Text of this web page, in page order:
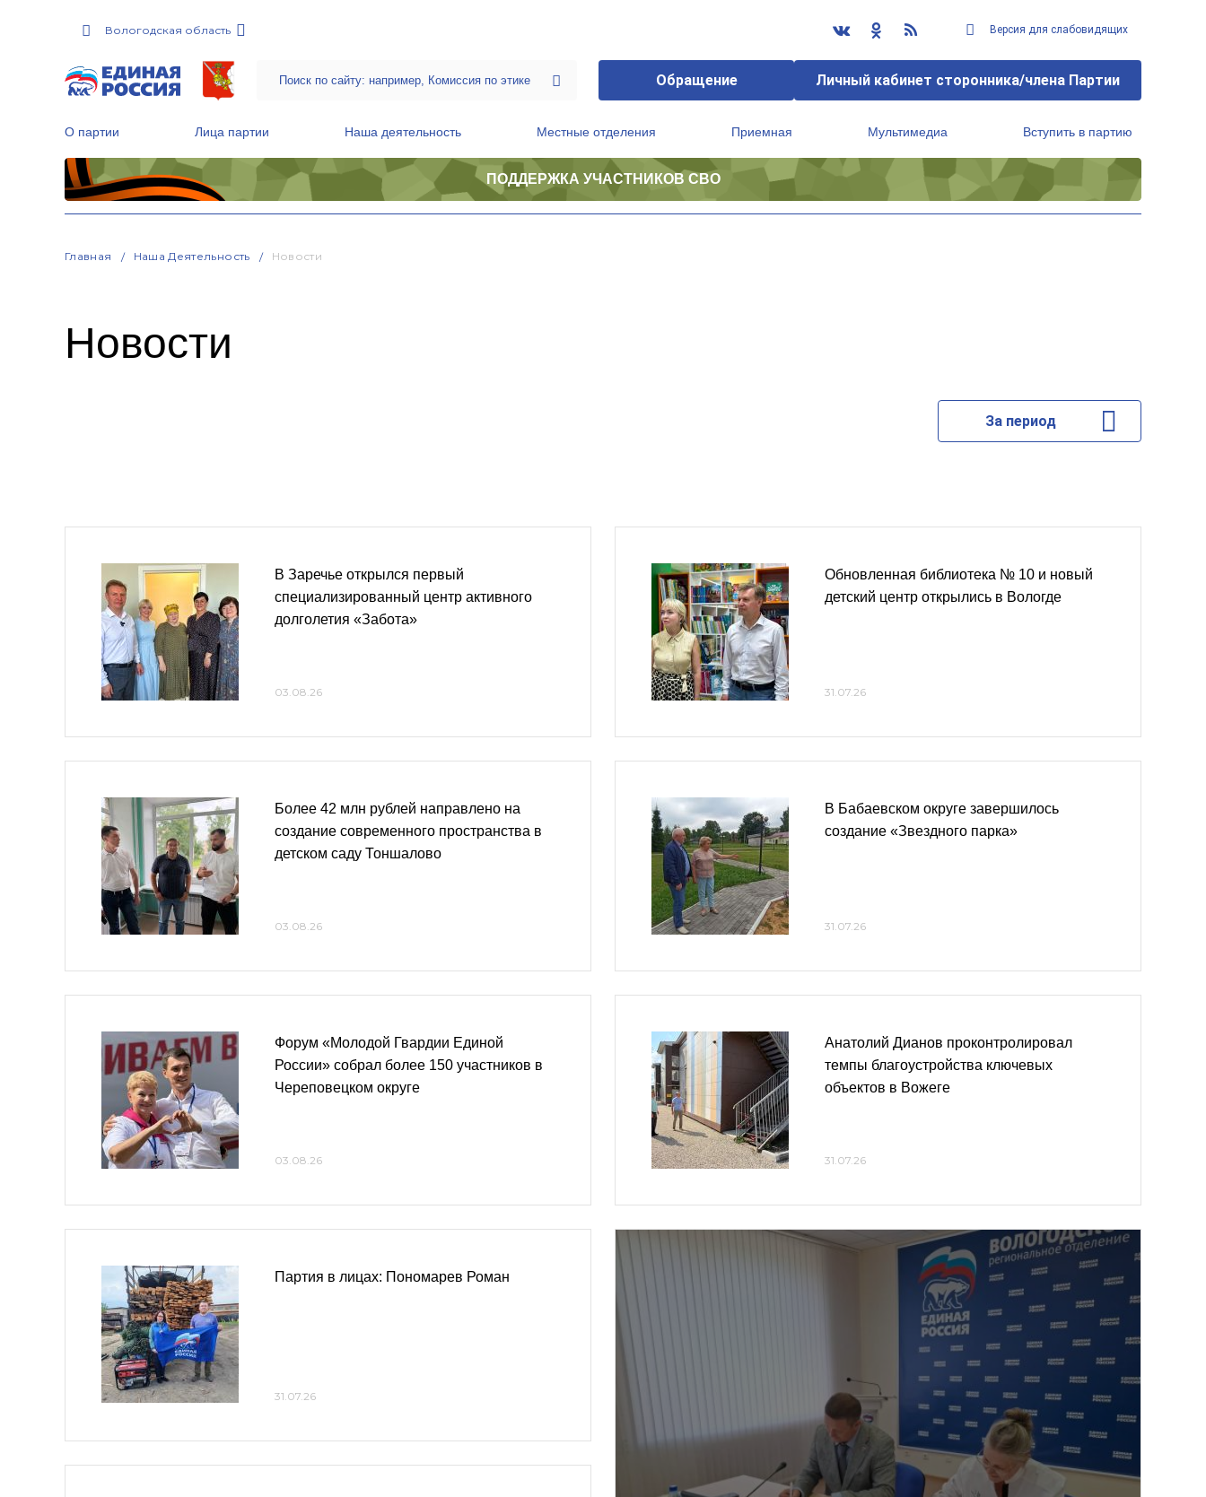
Вологодская область Версия для слабовидящих
Обращение Личный кабинет сторонника/члена Партии
О партии Лица партии Наша деятельность Местные отделения Приемная Мультимедиа Вступить в партию
ПОДДЕРЖКА УЧАСТНИКОВ СВО
Главная Наша Деятельность Новости
Новости
За период
В Заречье открылся первый
специализированный центр активного
долголетия «Забота»
03.08.26
Более 42 млн рублей направлено на
создание современного пространства в
детском саду Тоншалово
03.08.26
Форум «Молодой Гвардии Единой
России» собрал более 150 участников в
Череповецком округе
03.08.26
Обновленная библиотека № 10 и новый
детский центр открылись в Вологде
31.07.26
В Бабаевском округе завершилось
создание «Звездного парка»
31.07.26
Анатолий Дианов проконтролировал
темпы благоустройства ключевых
объектов в Вожеге
31.07.26
Партия в лицах: Пономарев Роман
31.07.26